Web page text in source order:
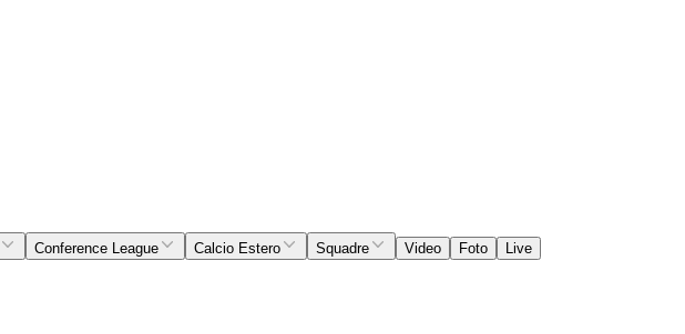
Conference League Calcio Estero Squadre Video Foto
Live